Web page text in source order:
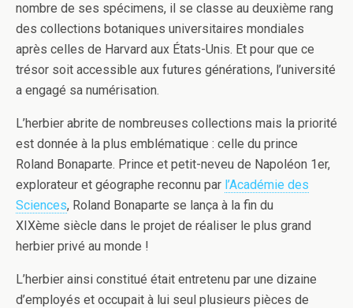
nombre de ses spécimens, il se classe au deuxième rang
des collections botaniques universitaires mondiales
après celles de Harvard aux États-Unis. Et pour que ce
trésor soit accessible aux futures générations, l’université
a engagé sa numérisation.
L’herbier abrite de nombreuses collections mais la priorité
est donnée à la plus emblématique : celle du prince
Roland Bonaparte. Prince et petit-neveu de Napoléon 1er,
explorateur et géographe reconnu par l’Académie des
Sciences, Roland Bonaparte se lança à la fin du
XIXème siècle dans le projet de réaliser le plus grand
herbier privé au monde !
L’herbier ainsi constitué était entretenu par une dizaine
d’employés et occupait à lui seul plusieurs pièces de